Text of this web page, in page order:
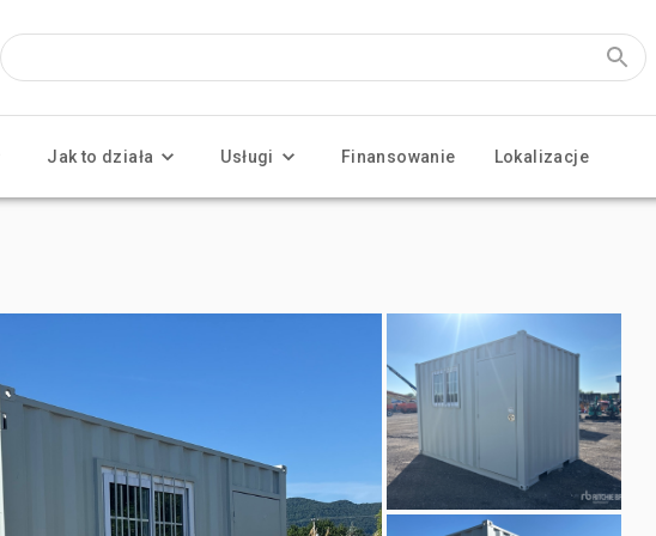
Jak to działa Usługi Finansowanie Lokalizacje